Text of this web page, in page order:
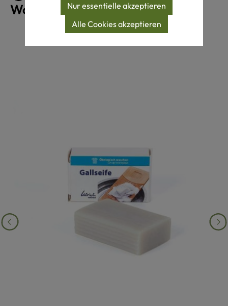
Wollprodukte
Produktgalerie überspringen
Nur essentielle akzeptieren
Alle Cookies akzeptieren